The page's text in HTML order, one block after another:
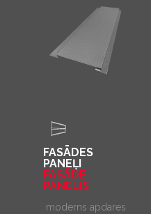
FASĀDES
PANEĻI
FASĀDE
PANELIS
moderns apdares